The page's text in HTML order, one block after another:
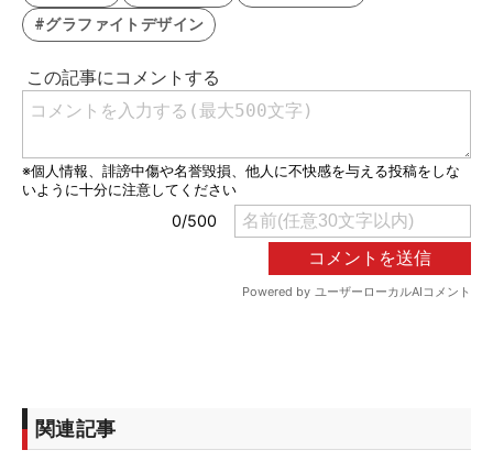
#グラファイトデザイン
関連記事